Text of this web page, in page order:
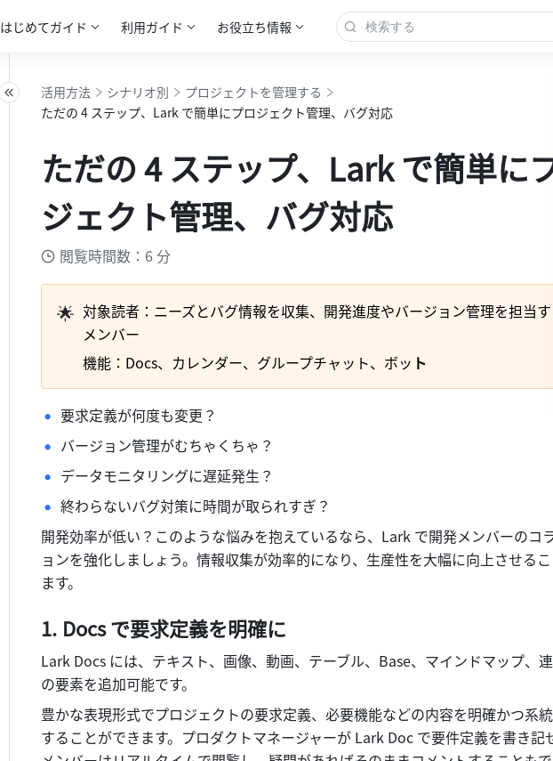
はじめてガイド 利用ガイド お役立ち情報
活用方法 シナリオ別
プロジェクトを管理する
ただの 4 ステップ、Lark で簡単にプロジェクト管理、バグ対応
ただの 4 ステップ、Lark で簡単に
ジェクト管理、バグ対応
閲覧時間数：6 分
🌟 対象読者：ニーズとバグ情報を収集、開発進度やバージョン管理を担当
メンバー
機能：Docs、カレンダー、グループチャット、ボッ ト
要求定義が何度も変更？
バージョン管理がむちゃくちゃ？
データモニタリングに遅延発生？
終わらないバグ対策に時間が取られすぎ？
開発効率が低い？このような悩みを抱えているなら、Lark で開発メンバーのコ
ョンを強化しましょう。情報収集が効率的になり、生産性を大幅に向上させる
ます。
Docs で要求定義を明確に
Lark Docs には、テキスト、画像、動画、テーブル、Base、マインドマップ、
の要素を追加可能です。
豊かな表現形式でプロジェクトの要求定義、必要機能などの内容を明確かつ系
することができます。プロダクトマネージャーが Lark Doc で要件定義を書き記